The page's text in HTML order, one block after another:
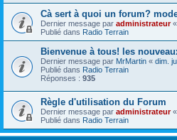
Cà sert à quoi un forum?
Dernier message par administrateur«
Publié dans Radio Terrain
Bienvenue à tous! les
Dernier message par MrMartin « dim.
Publié dans Radio Terrain
Réponses : 935
Règle d'utilisation du Forum
Dernier message par administrateur«
Publié dans Radio Terrain